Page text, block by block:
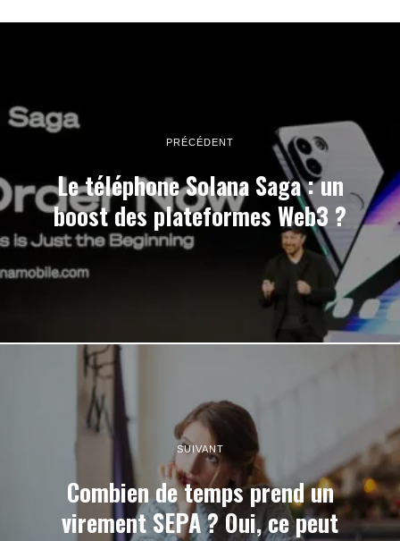
PRÉCÉDENT
Le téléphone Solana Saga : un
boost des plateformes Web3 ?
SUIVANT
Combien de temps prend un
virement SEPA ? Oui, ce peut